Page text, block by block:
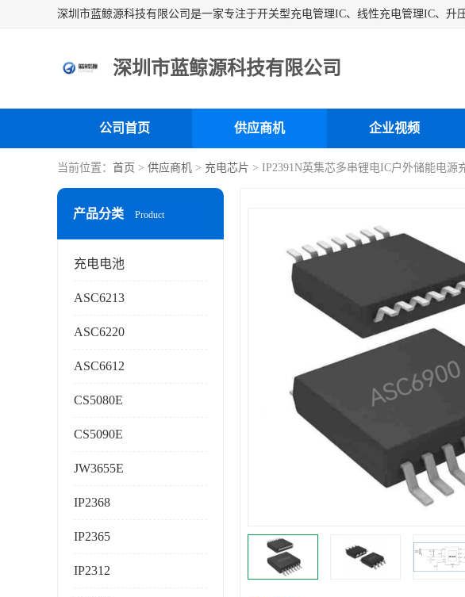
深圳市蓝鲸源科技有限公司
公司首页 供应商机 企业视频
当前位置： 首页 > 供应商机 > 充电芯片 > IP2391N英集芯多串锂电IC户外储能电源
产品分类 Product
充电电池
ASC6213
ASC6220
ASC6612
CS5080E
CS5090E
JW3655E
IP2368
IP2365
IP2312